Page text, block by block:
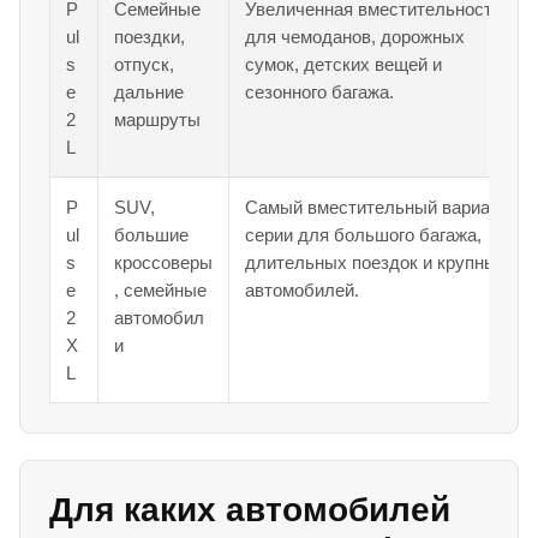
P
ul
s
e
2
L
Семейные
поездки,
отпуск,
дальние
маршруты
Увеличенная вместительность
для чемоданов, дорожных
сумок, детских вещей и
сезонного багажа.
P
ul
s
e
2
X
L
SUV,
большие
кроссоверы
, семейные
автомобил
и
Самый вместительный вариант
серии для большого багажа,
длительных поездок и крупных
автомобилей.
Для каких автомобилей